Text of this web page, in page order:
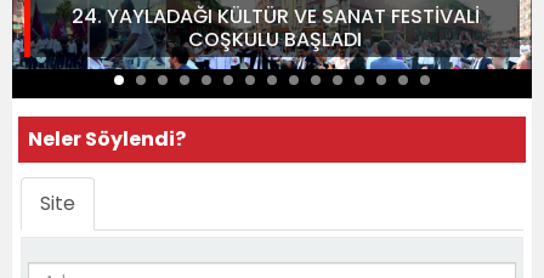
24. YAYLADAĞI KÜLTÜR VE SANAT FESTİVALİ
COŞKULU BAŞLADI
Neler Söylendi?
Site